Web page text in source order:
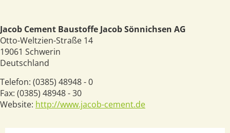
Jacob Cement Baustoffe Jacob Sönnichsen AG
Otto-Weltzien-Straße 14
19061 Schwerin
Deutschland
Telefon: (0385) 48948 - 0
Fax: (0385) 48948 - 30
Website: http://www.jacob-cement.de